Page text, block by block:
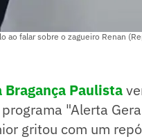
ao falar sobre o zagueiro Renan
Bragança Paulista
"Alerta
gritou com um